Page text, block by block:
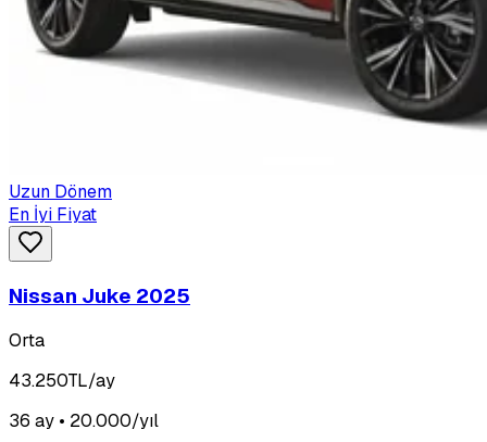
Uzun Dönem
En İyi Fiyat
Nissan Juke 2025
Orta
43.250TL/ay
36 ay • 20.000/yıl